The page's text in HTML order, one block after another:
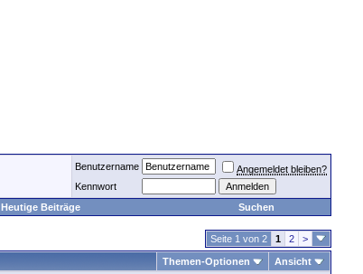
Benutzername
Angemeldet bleiben?
Kennwort
Heutige Beiträge Suchen
Seite 1 von 2 1 2 >
Themen-Optionen Ansicht